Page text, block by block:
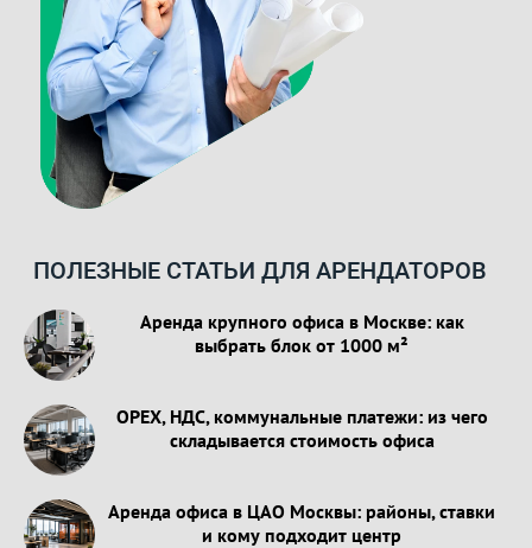
ПОЛЕЗНЫЕ СТАТЬИ ДЛЯ АРЕНДАТОРОВ
Аренда крупного офиса в Москве: как
выбрать блок от 1000 м²
OPEX, НДС, коммунальные платежи: из чего
складывается стоимость офиса
Аренда офиса в ЦАО Москвы: районы, ставки
и кому подходит центр